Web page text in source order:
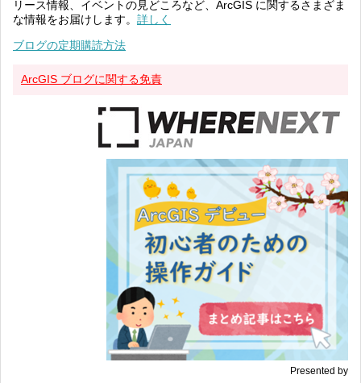
リース情報、イベントの見どころなど、ArcGIS に関するさまざま
な情報をお届けします。 詳しく
ブログの定期購読方法
ArcGIS ブログに関する免責
Presented by